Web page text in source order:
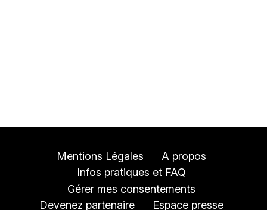
Mentions Légales
A propos
Infos pratiques et FAQ
Gérer mes consentements
Devenez partenaire
Espace presse